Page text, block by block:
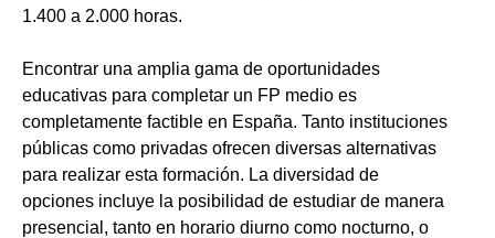
1.400 a 2.000 horas.
Encontrar una amplia gama de oportunidades
educativas para completar un FP medio es
completamente factible en España. Tanto instituciones
públicas como privadas ofrecen diversas alternativas
para realizar esta formación. La diversidad de
opciones incluye la posibilidad de estudiar de manera
presencial, tanto en horario diurno como nocturno, o